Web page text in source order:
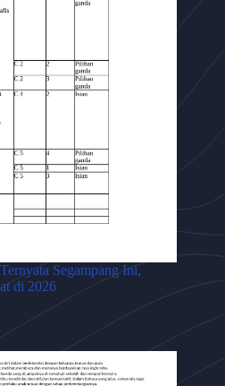
Segampang Ini,
di 2026